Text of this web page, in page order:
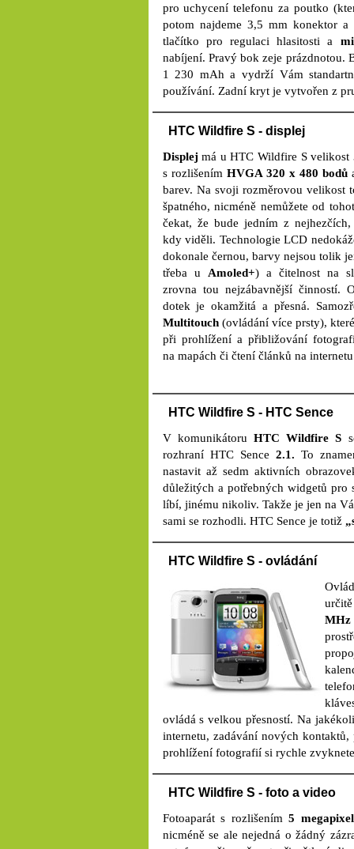
pro uchycení telefonu za poutko
potom najdeme 3,5 mm konektor
tlačítko pro regulaci hlasitosti a
nabíjení. Pravý bok zeje prázdnotou.
1 230 mAh a vydrží Vám
používání. Zadní kryt je vytvořen z
HTC Wildfire S - displej
Displej má u HTC Wildfire S velikost
s rozlišením HVGA 320 x 480 bodů
barev. Na svoji rozměrovou velikost
špatného, nicméně nemůžete od
čekat, že bude jedním z
kdy viděli. Technologie LCD
dokonale černou, barvy nejsou tolik
třeba u Amoled+) a čitelnost na
zrovna tou nejzábavnější činností.
dotek je okamžitá a přesná.
Multitouch(ovládání více prsty),
při prohlížení a přibližování
na mapách či čtení článků na
HTC Wildfire S - HTC Sence
V komunikátoru HTC Wildfire S
rozhraní HTC Sence 2.1. To
nastavit až sedm aktivních
důležitých a potřebných widgetů pro
líbí, jinému nikoliv. Takže je jen na
sami se rozhodli. HTC Sence je totiž
HTC Wildfire S - ovládání
MHz
ovládá s velkou přesností. Na
internetu, zadávání nových
prohlížení fotografií si rychle
HTC Wildfire S - foto a video
Fotoaparát s rozlišením5
nicméně se ale nejedná o žádný